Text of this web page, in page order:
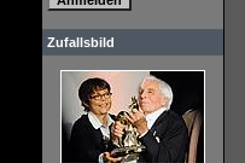
Zufallsbild